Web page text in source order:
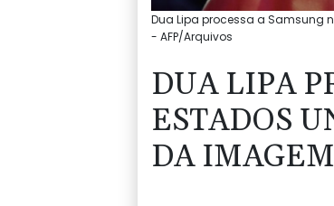
Dua Lipa processa a Samsung
- AFP/Arquivos
DUA LIPA
ESTADOS
DA IMAGEM